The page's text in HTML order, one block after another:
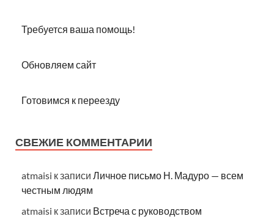
Требуется ваша помощь!
Обновляем сайт
Готовимся к переезду
СВЕЖИЕ КОММЕНТАРИИ
atmaisi к записи Личное письмо Н. Мадуро — всем
честным людям
atmaisi к записи Встреча с руководством